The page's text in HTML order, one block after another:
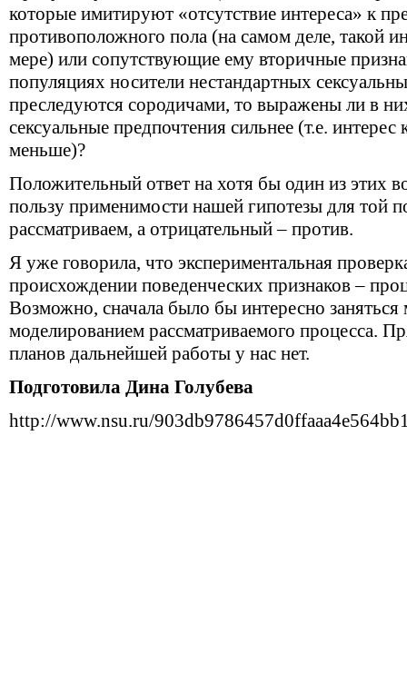
которые имитируют «отсутствие интереса» к
противоположного пола (на самом деле, такой
мере) или сопутствующие ему вторичные
популяциях носители нестандартных
преследуются сородичами, то выражены ли в
сексуальные предпочтения сильнее (т.е.
меньше)?
Положительный ответ на хотя бы один из этих
пользу применимости нашей гипотезы для той
рассматриваем, а отрицательный – против.
Я уже говорила, что экспериментальная
происхождении поведенческих признаков –
Возможно, сначала было бы интересно заняться
моделированием рассматриваемого процесса.
планов дальнейшей работы у нас нет.
Подготовила Дина Голубева
http://www.nsu.ru/